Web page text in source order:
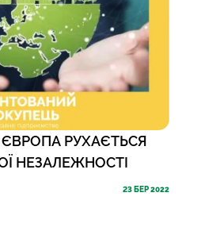
23БЕР 2022
ЄВРОПА РУХАЄТЬСЯ
НЕЗАЛЕЖНОСТІ